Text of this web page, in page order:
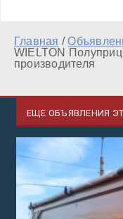
Главная /
WIELTON
производителя
ЕЩЕ ОБЪЯВЛЕНИЯ